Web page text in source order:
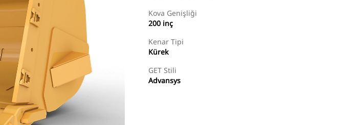
Kova Genişliği
200 inç
Kenar Tipi
Kürek
GET Stili
Advansys